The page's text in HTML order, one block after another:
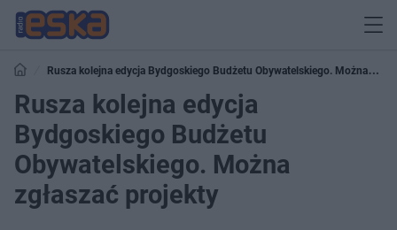
Rusza kolejna edycja Bydgoskiego Budżetu Obywatelskiego. Można
zgłaszać projekty
Rusza kolejna edycja
Bydgoskiego Budżetu
Obywatelskiego. Można
zgłaszać projekty